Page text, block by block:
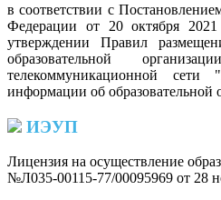
в соответствии с
Федерации от 20 октября
утверждении Правил
образовательной
телекоммуникационной
информации об образовательной
ИЭУП
Лицензия на осуществление
№Л035-00115-77/00095969 от 28